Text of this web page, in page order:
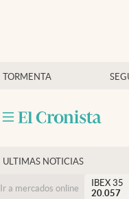
TORMENTA
Economía y finanzas
Criptomonedas
ULTIMAS NOTICIAS
Ir a mercados online
IBEX 35
20.057